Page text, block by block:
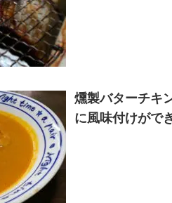
燻製バターチキ
に風味付けがで